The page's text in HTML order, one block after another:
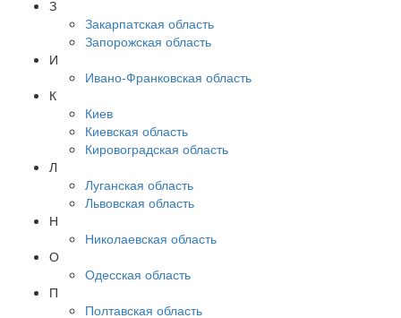
З
Закарпатская область
Запорожская область
И
Ивано-Франковская область
К
Киев
Киевская область
Кировоградская область
Л
Луганская область
Львовская область
Н
Николаевская область
О
Одесская область
П
Полтавская область